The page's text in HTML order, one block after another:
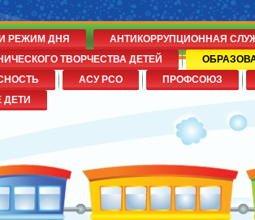
РЕЖИМ ДНЯ АНТИКОРРУПЦИОННАЯ
ТВОРЧЕСТВА ДЕТЕЙ
АСУ РСО ПРОФСОЮЗ